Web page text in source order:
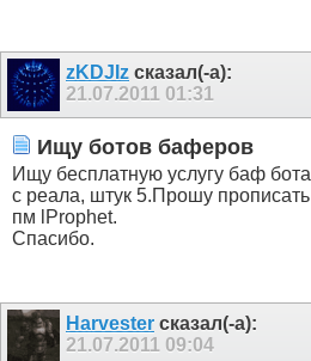
zKDJIz сказал(-а):
21.07.2011 01:31
Ищу ботов баферов
Ищу бесплатную услугу баф
с реала, штук 5.Прошу
пм lProphet.
Спасибо.
Harvester сказал(-а):
21.07.2011 09:04